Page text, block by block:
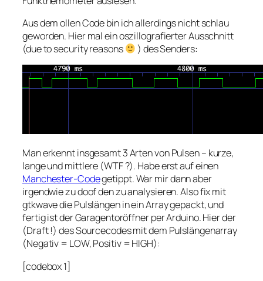
Aus dem ollen Code bin ich allerdings nicht schlau
geworden. Hier mal ein oszillografierter Ausschnitt
(due to security reasons
) des Senders:
Man erkennt insgesamt 3 Arten von Pulsen – kurze,
lange und mittlere (WTF ?). Habe erst auf einen
Manchester-Codegetippt. War mir dann aber
irgendwie zu doof den zu analysieren. Also fix mit
gtkwave die Pulslängen in ein Array gepackt, und
fertig ist der Garagentoröffner per Arduino. Hier der
(Draft !) des Sourcecodes mit dem Pulslängenarray
(Negativ = LOW, Positiv = HIGH):
[codebox 1]